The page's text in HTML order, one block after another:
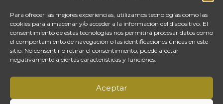
Para ofrecer las mejores experiencias, utilizamos tecnologías como las
cookies para almacenar y/o acceder a la información del dispositivo. El
consentimiento de estas tecnologías nos permitirá procesar datos como
el comportamiento de navegación o las identificaciones únicas en este
sitio. No consentir o retirar el consentimiento, puede afectar
negativamente a ciertas características y funciones.
Aceptar